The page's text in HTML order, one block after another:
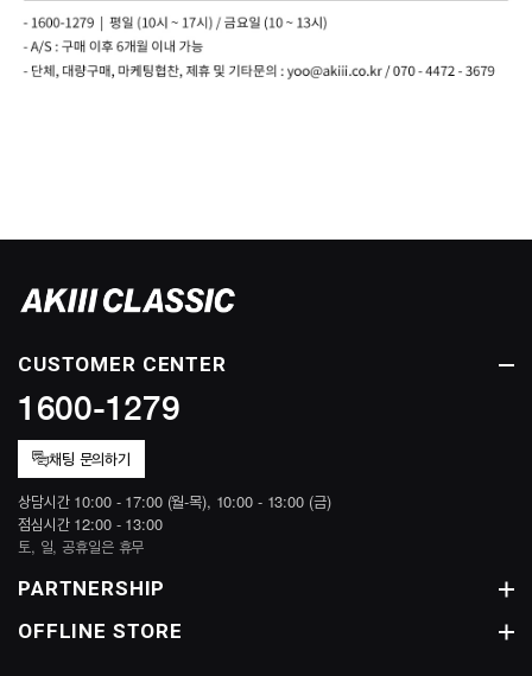
CUSTOMER CENTER
1600-1279
채팅 문의하기
상담시간 10:00 - 17:00 (월-목), 10:00 - 13:00 (금)
점심시간 12:00 - 13:00
토, 일, 공휴일은 휴무
PARTNERSHIP
OFFLINE STORE